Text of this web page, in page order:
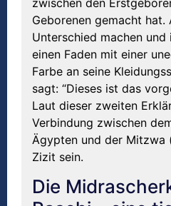
Geborenen gemacht hat.
Unterschied machen
einen Faden mit einer
Farbe an seine
sagt: “Dieses ist das
Laut dieser zweiten
Verbindung zwischen
Ägypten und der Mitzwa
Zizit sein.
Die